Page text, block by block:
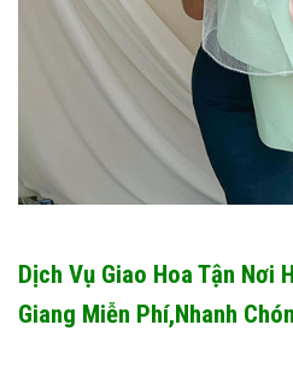
Dịch Vụ Giao Hoa Tận Nơi
Giang Miễn Phí,Nhanh